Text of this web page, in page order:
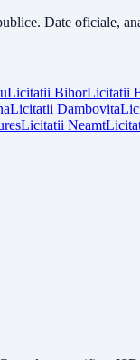
Date oficiale,
Licitatii BihorLicitatii
Licitatii Dambovita
Licitatii Neamt